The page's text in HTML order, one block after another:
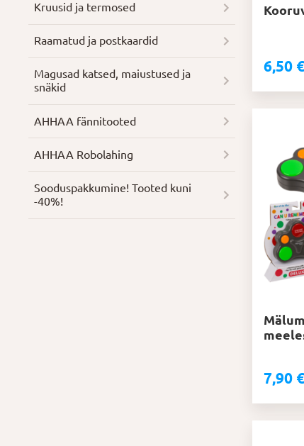
6,50 €
7,90 €
Kruusid ja termosed
Raamatud ja postkaardid
Magusad katsed, maiustused ja
snäkid
AHHAA fännitooted
AHHAA Robolahing
Soodus­pakkumine! Tooted kuni
-40%!